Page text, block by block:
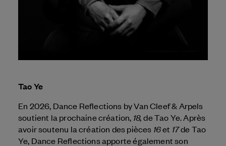
Tao Ye
En 2026, Dance Reflections byVan Cleef & Arpels
soutient la prochaine création, 18, de Tao Ye. Après
avoir soutenu la création des pièces 16et 17de Tao
Ye, Dance Reflections apporte également son